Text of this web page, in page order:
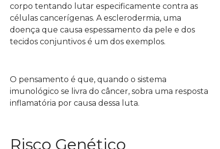
corpo tentando lutar especificamente contra as
células cancerígenas. A esclerodermia, uma
doença que causa espessamento da pele e dos
tecidos conjuntivos é um dos exemplos.
O pensamento é que, quando o sistema
imunológico se livra do câncer, sobra uma resposta
inflamatória por causa dessa luta.
Risco Genético